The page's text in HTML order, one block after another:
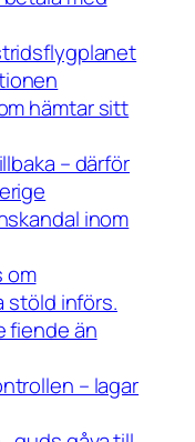
hämtar sitt
– därför
inom
om
stöld införs.
fiende än
– lagar